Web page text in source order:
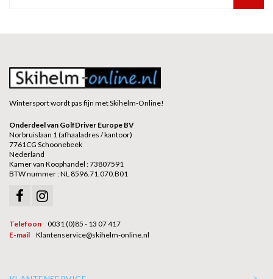
Wintersport wordt pas fijn met Skihelm-Online!
Onderdeel van GolfDriver Europe BV
Norbruislaan 1 (afhaaladres / kantoor)
7761CG Schoonebeek
Nederland
Kamer van Koophandel : 73807591
BTW nummer : NL 8596.71.070.B01
Telefoon
0031 (0)85 - 13 07 417
E-mail
Klantenservice@skihelm-online.nl